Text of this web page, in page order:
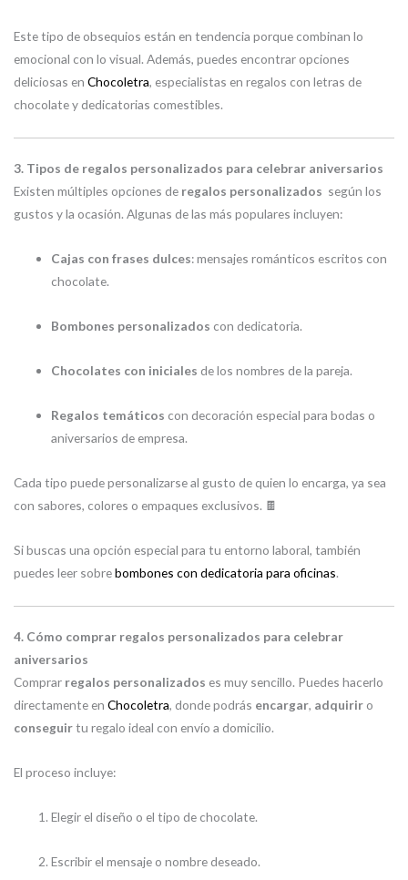
Este tipo de obsequios están en tendencia porque combinan lo
emocional con lo visual. Además, puedes encontrar opciones
deliciosas en Chocoletra, especialistas en regalos con letras de
chocolate y dedicatorias comestibles.
3. Tipos de regalos personalizados para celebrar aniversarios
Existen múltiples opciones de regalos personalizados según los
gustos y la ocasión. Algunas de las más populares incluyen:
Cajas con frases dulces: mensajes románticos escritos con
chocolate.
Bombones personalizados con dedicatoria.
Chocolates con iniciales de los nombres de la pareja.
Regalos temáticos con decoración especial para bodas o
aniversarios de empresa.
Cada tipo puede personalizarse al gusto de quien lo encarga, ya sea
con sabores, colores o empaques exclusivos. 🍫
Si buscas una opción especial para tu entorno laboral, también
puedes leer sobrebombones con dedicatoria para oficinas.
4. Cómo comprar regalos personalizados para celebrar
aniversarios
Comprar regalos personalizados es muy sencillo. Puedes hacerlo
directamente en Chocoletra, donde podrás encargar, adquirir o
conseguirtu regalo ideal con envío a domicilio.
El proceso incluye:
Elegir el diseño o el tipo de chocolate.
Escribir el mensaje o nombre deseado.